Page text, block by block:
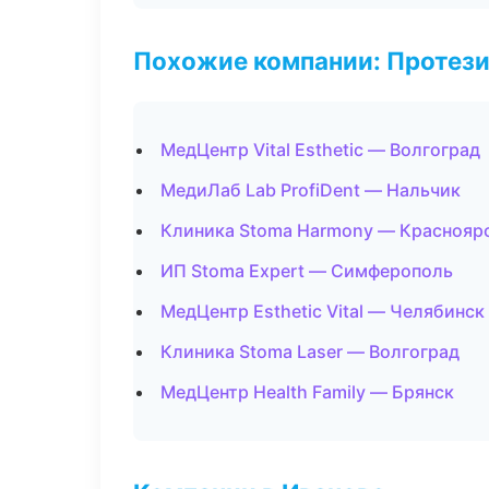
Похожие компании:
МедЦентр Vital Esthetic — Волгоград
МедиЛаб Lab ProfiDent — Нальчик
Клиника Stoma Harmony —
ИП Stoma Expert — Симферополь
МедЦентр Esthetic Vital — Челябинск
Клиника Stoma Laser — Волгоград
МедЦентр Health Family — Брянск